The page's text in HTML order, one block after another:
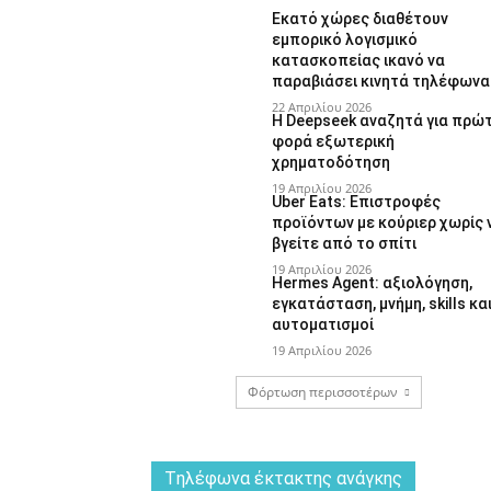
Εκατό χώρες διαθέτουν
εμπορικό λογισμικό
κατασκοπείας ικανό να
παραβιάσει κινητά τηλέφωνα
22 Απριλίου 2026
Η Deepseek αναζητά για
φορά εξωτερική
χρηματοδότηση
19 Απριλίου 2026
Uber Eats: Επιστροφές
προϊόντων με κούριερ χωρίς
βγείτε από το σπίτι
19 Απριλίου 2026
Hermes Agent: αξιολόγηση,
εγκατάσταση, μνήμη, skills και
αυτοματισμοί
19 Απριλίου 2026
Φόρτωση περισσοτέρων
Tηλέφωνα έκτακτης ανάγκης